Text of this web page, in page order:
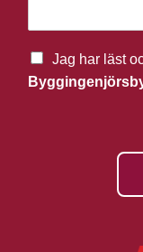
Jag har läst